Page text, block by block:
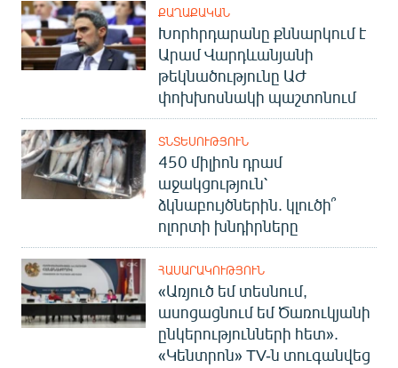
ՔԱՂԱՔԱԿԱՆ
Խորհրդարանը քննարկում է
Արամ Վարդևանյանի
թեկնածությունը ԱԺ
փոխխոսնակի պաշտոնում
ՏՆՏԵՍՈՒԹՅՈՒՆ
450 միլիոն դրամ
աջակցություն՝
ձկնաբույծներին. կլուծի՞
ոլորտի խնդիրները
ՀԱՍԱՐԱԿՈՒԹՅՈՒՆ
«Առյուծ եմ տեսնում,
ասոցացնում եմ Ծառուկյանի
ընկերությունների հետ».
«Կենտրոն» TV-ն տուգանվեց